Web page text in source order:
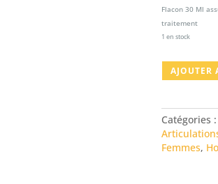
Flacon 30 Ml
traitement
1 en stock
quantité
de
PECTINE
AJOUTER
Catégories :
Femmes,